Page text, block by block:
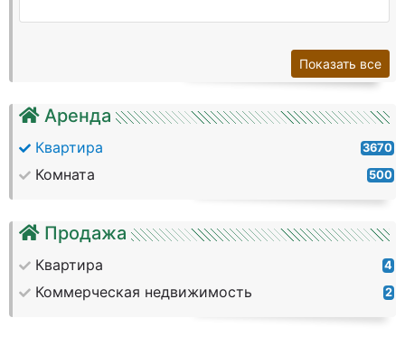
Аренда
Квартира 3670
Комната 500
Продажа
Квартира 4
Коммерческая недвижимость 2
Показать все